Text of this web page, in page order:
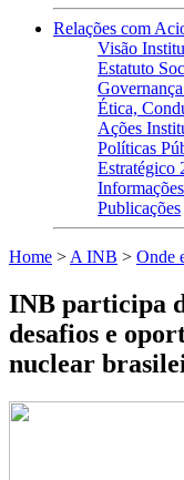
Relações com
Visão
Estatuto
Ética,
Ações
Políticas
Estratégico
Publicações
Home > A INB > Onde
INB participa
desafios e
nuclear